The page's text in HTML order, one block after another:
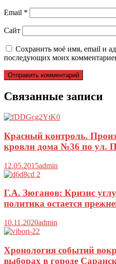
Email *
Сайт
Сохранить моё имя, email и
последующих моих
Связанные записи
Красный контроль.
кровли дома №36 по ул.
12.05.2015admin
Г.А. Зюганов: Кризис
политика остается
10.11.2020admin
Хронология событий
выборах в городе